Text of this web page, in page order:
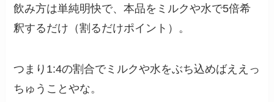
飲み方は単純明快で、本品をミルクや水で5倍希
釈するだけ（割るだけポイント）。
つまり1:4の割合でミルクや水をぶち込めばええっ
ちゅうことやな。